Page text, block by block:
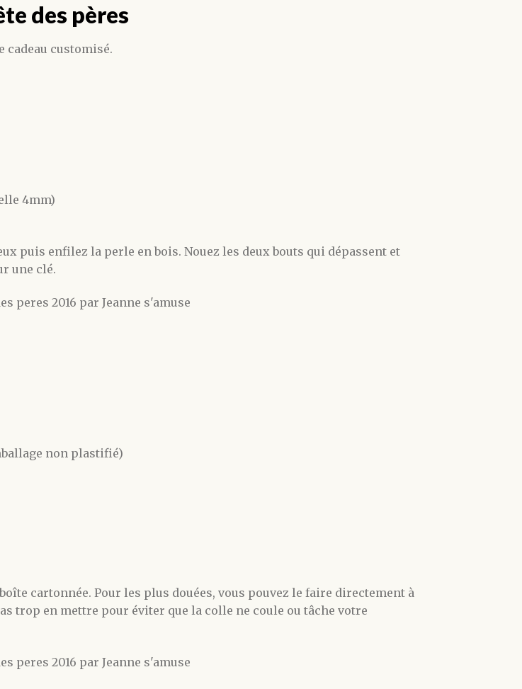
des pères
cadeau customisé.
4mm)
puis enfilez la perle en bois. Nouez les deux bouts qui dépassent et
une clé.
non plastifié)
cartonnée. Pour les plus douées, vous pouvez le faire directement à
trop en mettre pour éviter que la colle ne coule ou tâche votre